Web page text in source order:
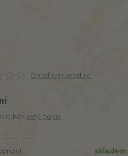
Ohodnotit produkt
rukáv celý popis
skladem